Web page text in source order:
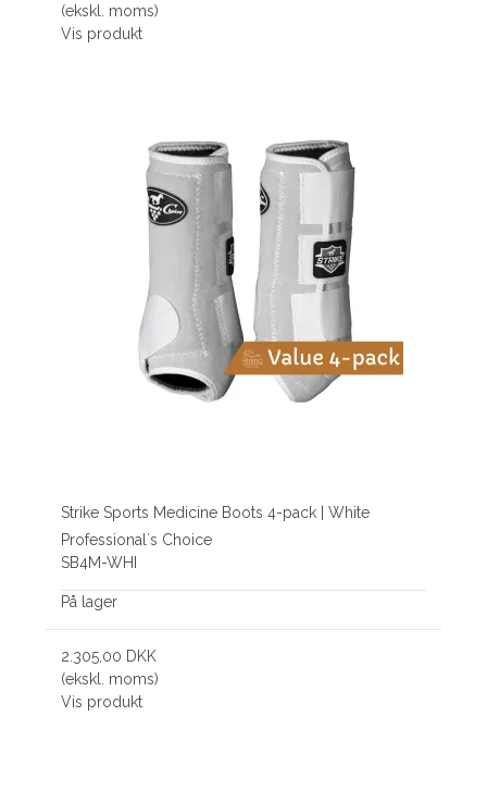
(ekskl. moms)
Vis produkt
Strike Sports Medicine Boots 4-pack | White
Professional´s Choice
SB4M-WHI
På lager
2.305,00 DKK
(ekskl. moms)
Vis produkt